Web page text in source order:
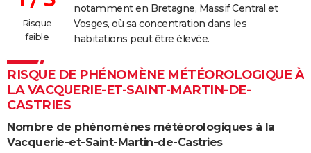
Risque
faible
notamment en Bretagne, Massif Central et
Vosges, où sa concentration dans les
habitations peut être élevée.
RISQUE DE PHÉNOMÈNE MÉTÉOROLOGIQUE À
LA VACQUERIE-ET-SAINT-MARTIN-DE-
CASTRIES
Nombre de phénomènes météorologiques à la
Vacquerie-et-Saint-Martin-de-Castries